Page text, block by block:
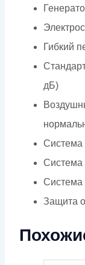
Гибкий
дБ)
Система
Система
Система
Защита